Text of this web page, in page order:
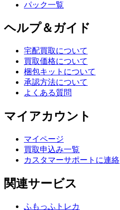
パック一覧
ヘルプ＆ガイド
宅配買取について
買取価格について
梱包キットについて
承認方法について
よくある質問
マイアカウント
マイページ
買取申込み一覧
カスタマーサポートに連絡
関連サービス
ふもっふトレカ